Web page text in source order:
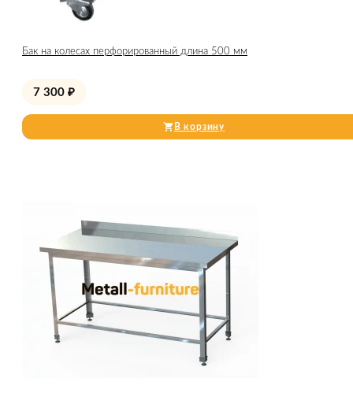
Бак на колесах перфорированный длина 500 мм
7 300 ₽
В корзину